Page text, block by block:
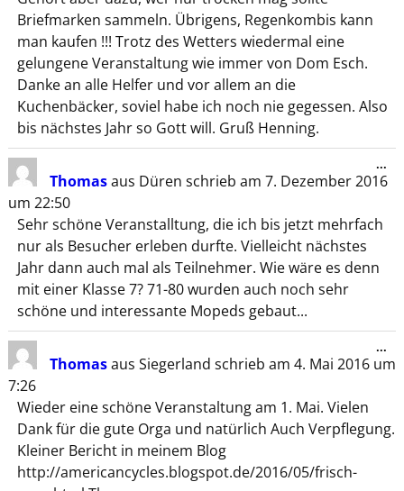
Briefmarken sammeln. Übrigens, Regenkombis kann
man kaufen !!! Trotz des Wetters wiedermal eine
gelungene Veranstaltung wie immer von Dom Esch.
Danke an alle Helfer und vor allem an die
Kuchenbäcker, soviel habe ich noch nie gegessen. Also
bis nächstes Jahr so Gott will. Gruß Henning.
Thomasaus Düren schrieb am 7. Dezember 2016
um 22:50
Sehr schöne Veranstalltung, die ich bis jetzt mehrfach
nur als Besucher erleben durfte. Vielleicht nächstes
Jahr dann auch mal als Teilnehmer. Wie wäre es denn
mit einer Klasse 7? 71-80 wurden auch noch sehr
schöne und interessante Mopeds gebaut...
...
Thomasaus Siegerland schrieb am 4. Mai 2016 um
7:26
Wieder eine schöne Veranstaltung am 1. Mai. Vielen
Dank für die gute Orga und natürlich Auch Verpflegung.
Kleiner Bericht in meinem Blog
http://americancycles.blogspot.de/2016/05/frisch-
...